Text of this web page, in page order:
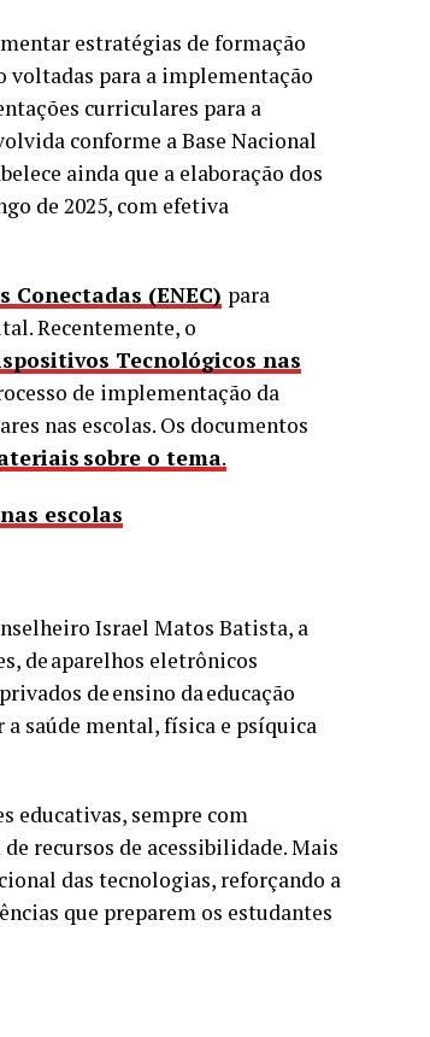
estratégias de formação
voltadas para a implementação
curriculares para a
conforme a Base Nacional
ainda que a elaboração dos
de 2025, com efetiva
(ENEC) para
Recentemente, o
Tecnológicos nas
de implementação da
nas escolas. Os documentos
sobre o tema.
escolas
Israel Matos Batista, a
de aparelhos eletrônicos
de ensino da educação
saúde mental, física e psíquica
educativas, sempre com
recursos de acessibilidade. Mais
das tecnologias, reforçando a
que preparem os estudantes